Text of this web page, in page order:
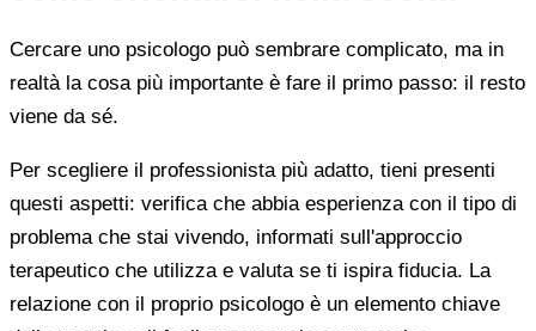
Cercare uno psicologo può sembrare complicato, ma in
realtà la cosa più importante è fare il primo passo: il resto
viene da sé.
Per scegliere il professionista più adatto, tieni presenti
questi aspetti: verifica che abbia esperienza con il tipo di
problema che stai vivendo, informati sull'approccio
terapeutico che utilizza e valuta se ti ispira fiducia. La
relazione con il proprio psicologo è un elemento chiave